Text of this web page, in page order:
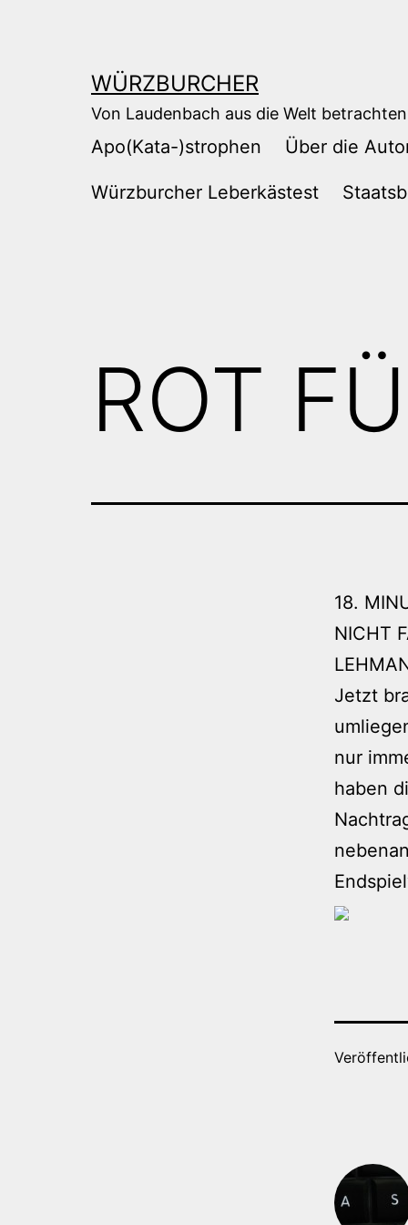
WÜRZBURCHER
Von Laudenbach aus die Welt betrachten
Apo(Kata-)strophen Über die
Würzburcher Leberkästest
ROT
18.
NICHT
Jetzt
nur
haben